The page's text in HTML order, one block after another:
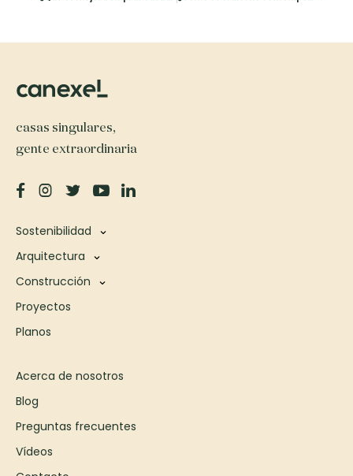
casas singulares,
gente extraordinaria
Sostenibilidad
Arquitectura
Construcción
Proyectos
Planos
Acerca de nosotros
Blog
Preguntas frecuentes
Vídeos